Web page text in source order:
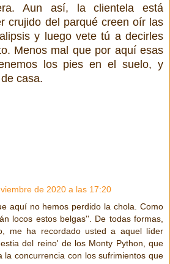
Aun así, la clientela está
crujido del parqué creen oír las
y luego vete tú a decirles
Menos mal que por aquí esas
los pies en el suelo, y
casa.
de 2020 a las 17:20
aquí no hemos perdido la chola. Como
locos estos belgas''. De todas formas,
me ha recordado usted a aquel líder
del reino' de los Monty Python, que
la concurrencia con los sufrimientos que